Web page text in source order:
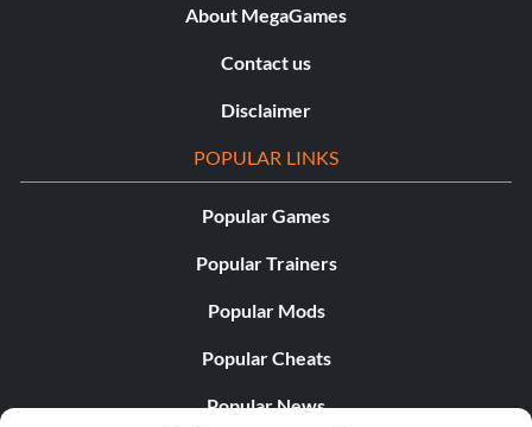
About MegaGames
Contact us
Disclaimer
POPULAR LINKS
Popular Games
Popular Trainers
Popular Mods
Popular Cheats
Popular News